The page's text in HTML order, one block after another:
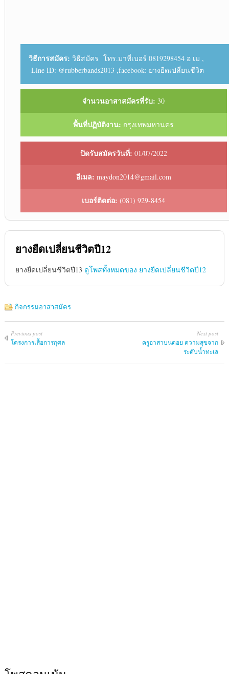
วิธีการสมัคร: วิธีสมัคร โทร.มาที่เบอร์ 0819298454 อ เม ,
Line ID: @rubberbands2013 ,facebook: ยางยืดเปลี่ยนชีวิต
จำนวนอาสาสมัครที่รับ: 30
พื้นที่ปฏิบัติงาน: กรุงเทพมหานคร
ปิดรับสมัครวันที่: 01/07/2022
อีเมล: maydon2014@gmail.com
เบอร์ติดต่อ: (081) 929-8454
ยางยืดเปลี่ยนชีวิตปี12
ยางยืดเปลี่ยนชีวิตปี13 ดูโพสทั้งหมดของ ยางยืดเปลี่ยนชีวิตปี12
กิจกรรมอาสาสมัคร
Previous post
โครงการเสื้อการกุศล
Next post
ครูอาสาบนดอย ความสุขจาก
ระดับน้ำทะเล